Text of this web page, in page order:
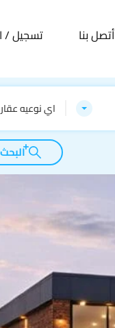
أتصل بنا تسجيل /
اي نوعيه عقار